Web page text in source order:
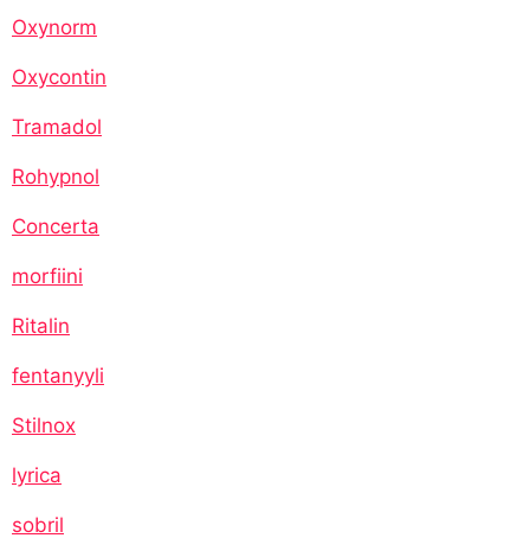
Oxynorm
Oxycontin
Tramadol
Rohypnol
Concerta
morfiini
Ritalin
fentanyyli
Stilnox
lyrica
sobril